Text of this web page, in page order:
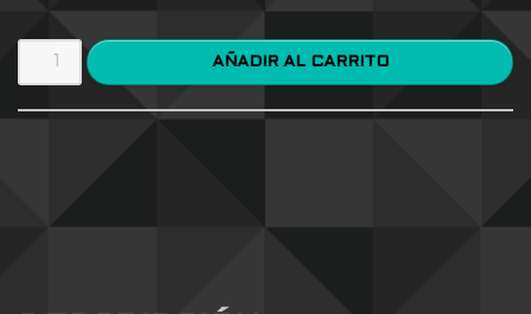
AÑADIR AL CARRITO